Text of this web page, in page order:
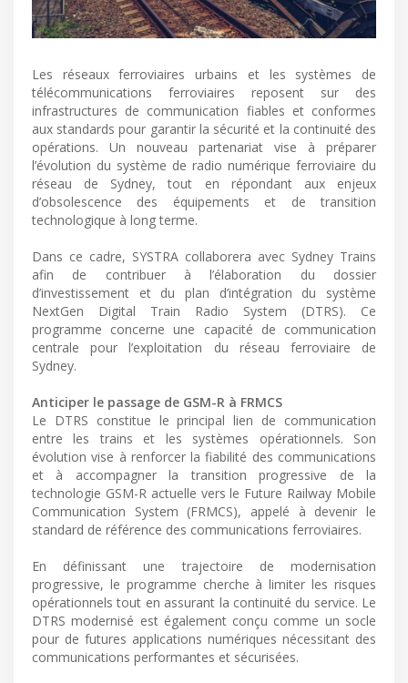
Les réseaux ferroviaires urbains et les systèmes de
télécommunications ferroviaires reposent sur des
infrastructures de communication fiables et conformes
aux standards pour garantir la sécurité et la continuité des
opérations. Un nouveau partenariat vise à préparer
l’évolution du système de radio numérique ferroviaire du
réseau de Sydney, tout en répondant aux enjeux
d’obsolescence des équipements et de transition
technologique à long terme.
Dans ce cadre, SYSTRA collaborera avec Sydney Trains
afin de contribuer à l’élaboration du dossier
d’investissement et du plan d’intégration du système
NextGen Digital Train Radio System (DTRS). Ce
programme concerne une capacité de communication
centrale pour l’exploitation du réseau ferroviaire de
Sydney.
Anticiper le passage de GSM-R à FRMCS
Le DTRS constitue le principal lien de communication
entre les trains et les systèmes opérationnels. Son
évolution vise à renforcer la fiabilité des communications
et à accompagner la transition progressive de la
technologie GSM-R actuelle vers le Future Railway Mobile
Communication System (FRMCS), appelé à devenir le
standard de référence des communications ferroviaires.
En définissant une trajectoire de modernisation
progressive, le programme cherche à limiter les risques
opérationnels tout en assurant la continuité du service. Le
DTRS modernisé est également conçu comme un socle
pour de futures applications numériques nécessitant des
communications performantes et sécurisées.